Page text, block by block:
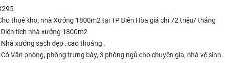
thuê kho, nhà Xưởng 1800m2 tại TP Biên Hòa giá chỉ 72 triệu/ tháng
Diện tích nhà xưởng 1800m2
Nhà xưởng sạch đẹp , cao thoáng .
Có Văn phòng, phòng trưng bày, 3 phòng ngủ cho chuyên gia, nhà vệ sinh..